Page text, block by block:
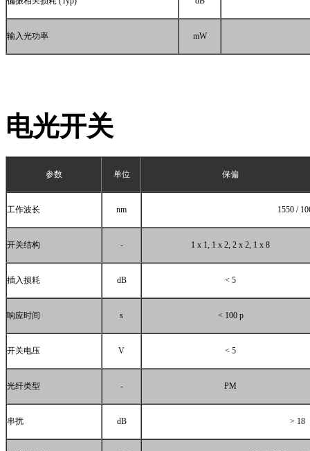
输入光功率 mW
电光开关
参数 单位 保偏
工作波长 nm 1550 /
开关结构 - 1 x 1, 1 x 2, 2 x 2, 1 x 8
插入损耗 dB < 5
响应时间 s < 100 p
开关电压 V < 5
光纤类型 - PM
串扰 dB > 18